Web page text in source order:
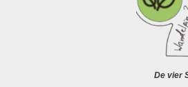
De vier